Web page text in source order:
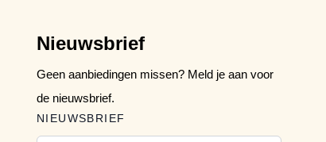
Nieuwsbrief
Geen aanbiedingen missen? Meld je aan voor
de nieuwsbrief.
NIEUWSBRIEF